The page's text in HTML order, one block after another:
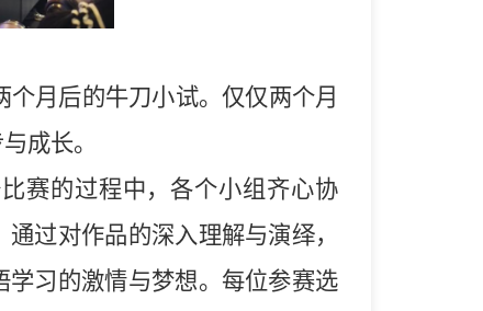
月后的牛刀小试。仅仅两个月
成长。
赛的过程中，各个小组齐心协
过对作品的深入理解与演绎，
习的激情与梦想。每位参赛选